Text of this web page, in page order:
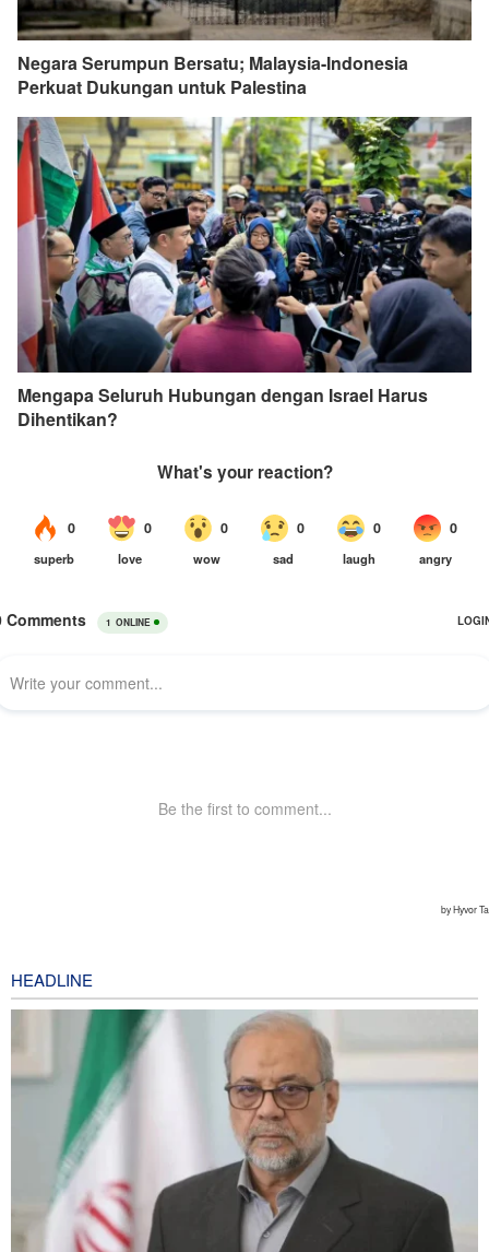
Negara Serumpun Bersatu; Malaysia-Indonesia
Perkuat Dukungan untuk Palestina
Mengapa Seluruh Hubungan dengan Israel Harus
Dihentikan?
HEADLINE